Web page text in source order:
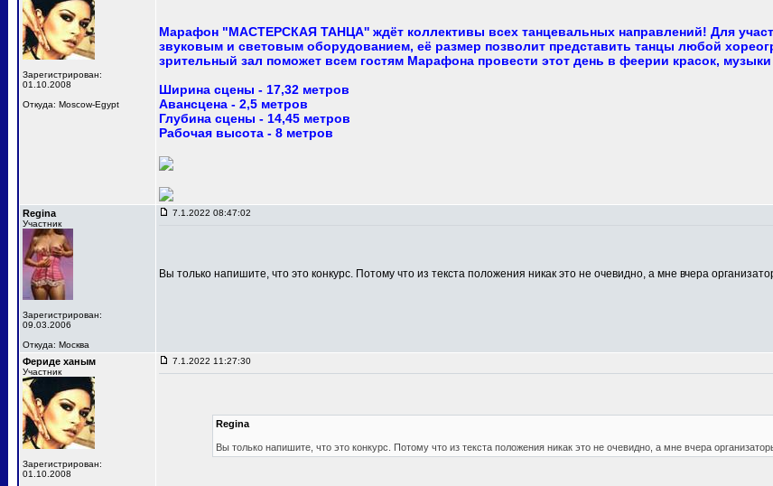
Зарегистрирован:
01.10.2008
Откуда: Moscow-Egypt
Марафон "МАСТЕРСКАЯ ТАНЦА'' ждёт коллективы всех танцевальных направлений! Для
звуковым и световым оборудованием, её размер позволит представить танцы любой
зрительный зал поможет всем гостям Марафона провести этот день в феерии красок, музыки
Ширина сцены - 17,32 метров
Авансцена - 2,5 метров
Глубина сцены - 14,45 метров
Рабочая высота - 8 метров
Regina
Участник
Зарегистрирован:
09.03.2006
Откуда: Москва
7.1.2022 08:47:02
Вы только напишите, что это конкурс. Потому что из текста положения никак это не очевидно, а мне вчера
Фериде ханым
Участник
Зарегистрирован:
01.10.2008
7.1.2022 11:27:30
Regina
Вы только напишите, что это конкурс. Потому что из текста положения никак это не очевидно, а мне вчера